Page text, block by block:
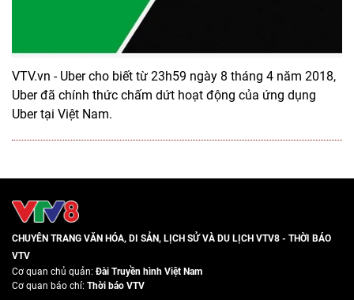
VTV.vn - Uber cho biết từ 23h59 ngày 8 tháng 4 năm 2018,
Uber đã chính thức chấm dứt hoạt động của ứng dụng
Uber tại Việt Nam.
CHUYÊN TRANG VĂN HÓA, DI SẢN, LỊCH SỬ VÀ DU LỊCH VTV8 - THỜI BÁO
VTV
Cơ quan chủ quản:Đài Truyền hình Việt Nam
Cơ quan báo chí: Thời báo VTV